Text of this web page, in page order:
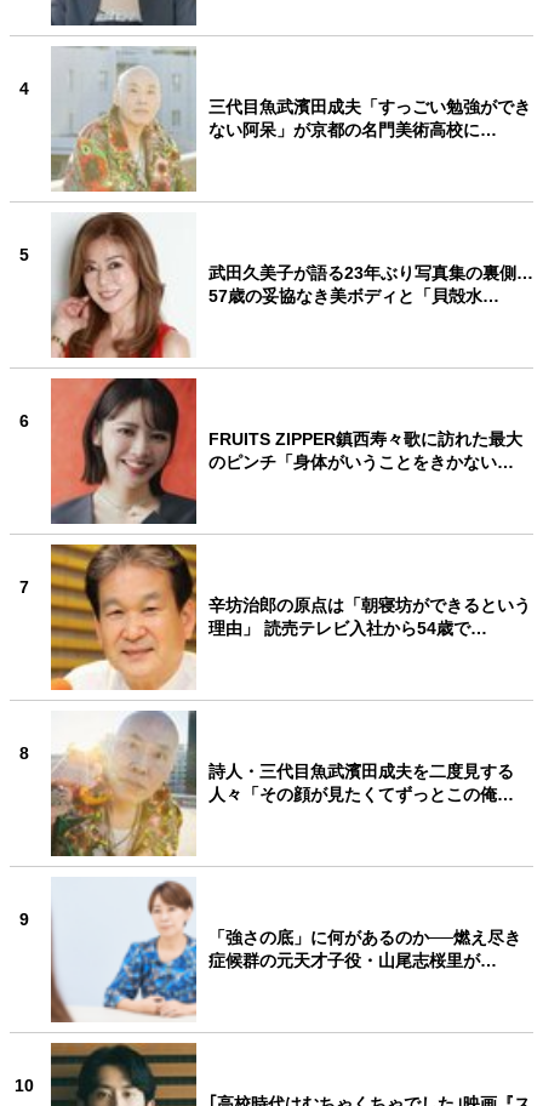
4
三代目魚武濱田成夫「すっごい勉強ができ
ない阿呆」が京都の名門美術高校に…
5
武田久美子が語る23年ぶり写真集の裏側…
57歳の妥協なき美ボディと「貝殻水…
6
FRUITS ZIPPER鎮西寿々歌に訪れた最大
のピンチ「身体がいうことをきかない…
7
辛坊治郎の原点は「朝寝坊ができるという
理由」 読売テレビ入社から54歳で…
8
詩人・三代目魚武濱田成夫を二度見する
人々「その顔が見たくてずっとこの俺…
9
「強さの底」に何があるのか──燃え尽き
症候群の元天才子役・山尾志桜里が…
10